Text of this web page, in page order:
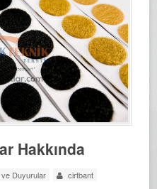
Hakkında
Duyurular cirtbant